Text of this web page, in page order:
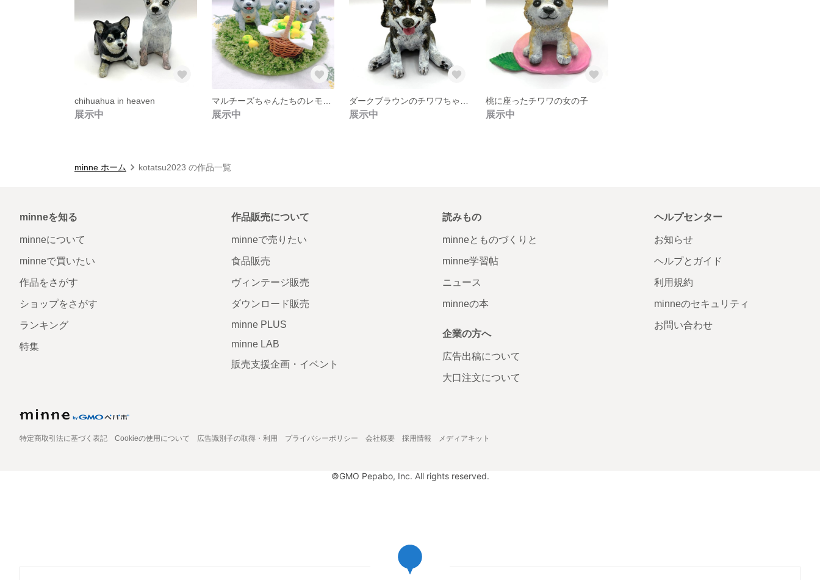
chihuahua in heaven
展示中 展示中 展示中
桃に座ったチワワの女の子
展示中
minne ホーム kotatsu2023 の作品一覧
minneを知る
minneについて
minneで買いたい
作品をさがす
ショップをさがす
ランキング
特集
作品販売について
minneで売りたい
食品販売
ヴィンテージ販売
ダウンロード販売
minne PLUS
minne LAB
販売支援企画・イベント
読みもの
minneとものづくりと
minne学習帖
ニュース
minneの本
企業の方へ
広告出稿について
大口注文について
ヘルプセンター
お知らせ
ヘルプとガイド
利用規約
minneのセキュリティ
お問い合わせ
特定商取引法に基づく表記 Cookieの使用について 広告識別子の取得・利用 プライバシーポリシー 会社概要 採用情報 メディアキット
©GMO Pepabo, Inc. All rights reserved.